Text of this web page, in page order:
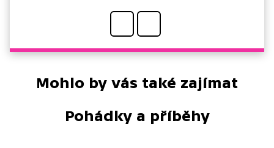
Mohlo by vás také zajímat
Pohádky a příběhy